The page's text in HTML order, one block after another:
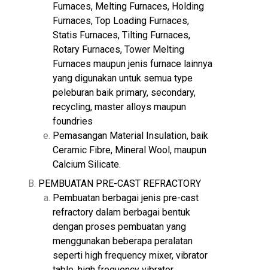
Furnaces, Melting Furnaces, Holding
Furnaces, Top Loading Furnaces,
Statis Furnaces, Tilting Furnaces,
Rotary Furnaces, Tower Melting
Furnaces maupun jenis furnace lainnya
yang digunakan untuk semua type
peleburan baik primary, secondary,
recycling, master alloys maupun
foundries
Pemasangan Material Insulation, baik
Ceramic Fibre, Mineral Wool, maupun
Calcium Silicate.
PEMBUATAN PRE-CAST REFRACTORY
Pembuatan berbagai jenis pre-cast
refractory dalam berbagai bentuk
dengan proses pembuatan yang
menggunakan beberapa peralatan
seperti high frequency mixer, vibrator